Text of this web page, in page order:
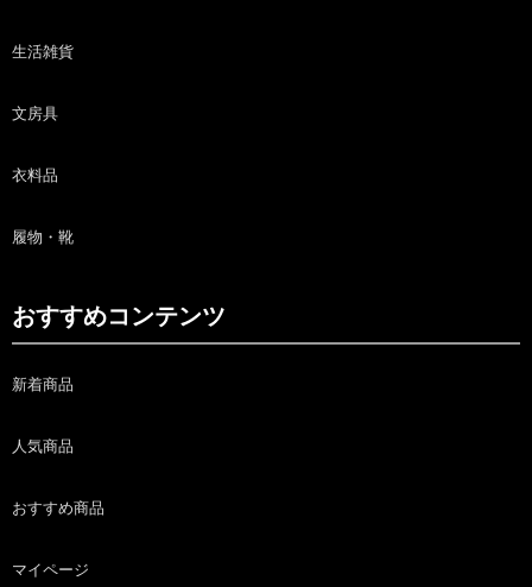
生活雑貨
文房具
衣料品
履物・靴
おすすめコンテンツ
新着商品
人気商品
おすすめ商品
マイページ